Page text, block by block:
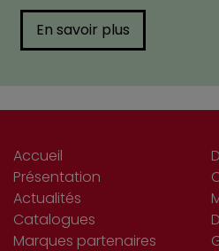
En savoir plus
Accueil
Présentation
Actualités
Catalogues
Marques partenaires